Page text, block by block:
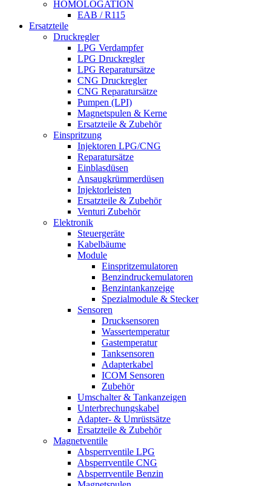
HOMOLOGATION
EAB / R115
Ersatzteile
Druckregler
LPG Verdampfer
LPG Druckregler
LPG Reparatursätze
CNG Druckregler
CNG Reparatursätze
Pumpen (LPI)
Magnetspulen & Kerne
Ersatzteile & Zubehör
Einspritzung
Injektoren LPG/CNG
Reparatursätze
Einblasdüsen
Ansaugkrümmerdüsen
Injektorleisten
Ersatzteile & Zubehör
Venturi Zubehör
Elektronik
Steuergeräte
Kabelbäume
Module
Einspritzemulatoren
Benzindruckemulatoren
Benzintankanzeige
Spezialmodule & Stecker
Sensoren
Drucksensoren
Wassertemperatur
Gastemperatur
Tanksensoren
Adapterkabel
ICOM Sensoren
Zubehör
Umschalter & Tankanzeigen
Unterbrechungskabel
Adapter- & Umrüstsätze
Ersatzteile & Zubehör
Magnetventile
Absperrventile LPG
Absperrventile CNG
Absperrventile Benzin